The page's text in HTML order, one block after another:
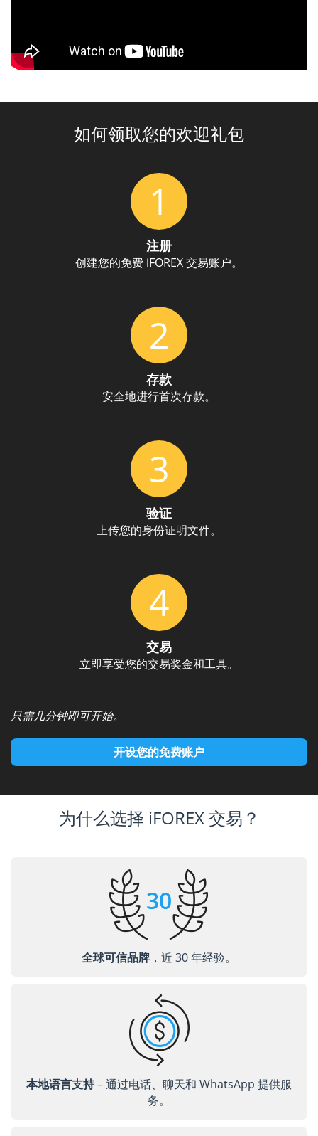
如何领取您的欢迎礼包
1
注册
创建您的免费 iFOREX 交易账户。
2
存款
安全地进行首次存款。
3
验证
上传您的身份证明文件。
4
交易
立即享受您的交易奖金和工具。
只需几分钟即可开始。
开设您的免费账户
为什么选择 iFOREX 交易？
全球可信品牌 ，近 30 年经验。
本地语言支持– 通过电话、聊天和 WhatsApp 提供服
务。